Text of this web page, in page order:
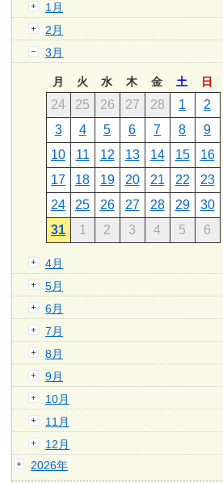
1月
2月
3月
月 火 水 木 金 土 日
24 25 26 27 28 1
2
3
4 5 6 7 8
9
10
11 12 13 14 15
16
17
18 19 20 21 22
23
24
25 26 27 28 29
30
31
1 2 3 4 5 6
4月
5月
6月
7月
8月
9月
10月
11月
12月
2026年